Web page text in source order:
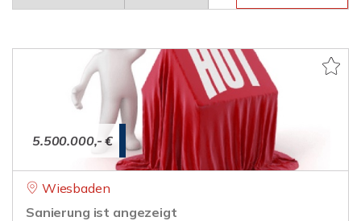
5.500.000,- €
Wiesbaden
Sanierung ist angezeigt